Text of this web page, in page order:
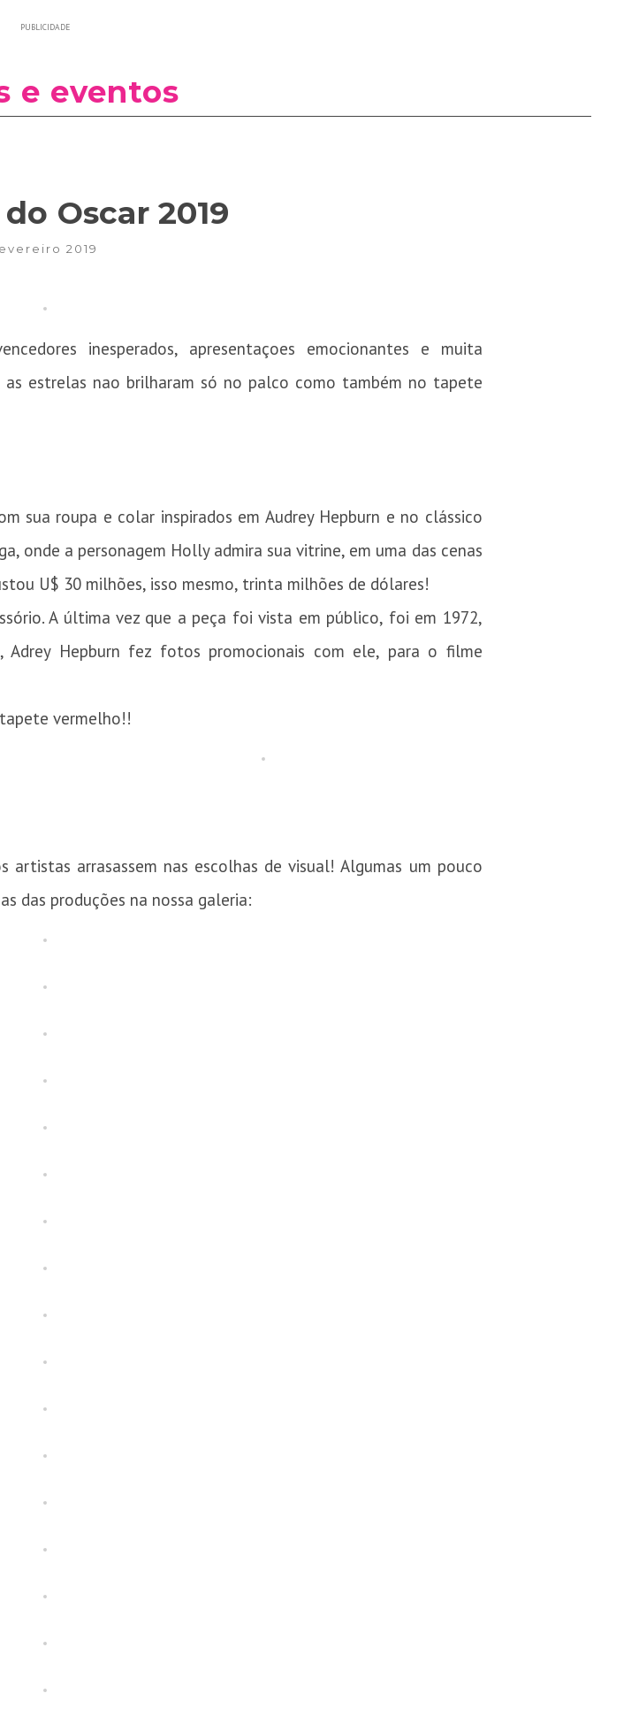
PUBLICIDADE
e eventos
Oscar 2019
2019
inesperados, apresentaçoes emocionantes e muita
estrelas nao brilharam só no palco como também no tapete
sua roupa e colar inspirados em Audrey Hepburn e no clássico
onde a personagem Holly admira sua vitrine, em uma das cenas
U$ 30 milhões, isso mesmo, trinta milhões de dólares!
A última vez que a peça foi vista em público, foi em 1972,
Hepburn fez fotos promocionais com ele, para o filme
vermelho!!
arrasassem nas escolhas de visual! Algumas um pouco
das produções na nossa galeria: